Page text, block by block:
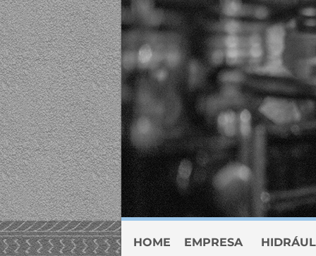
HOME EMPRESA